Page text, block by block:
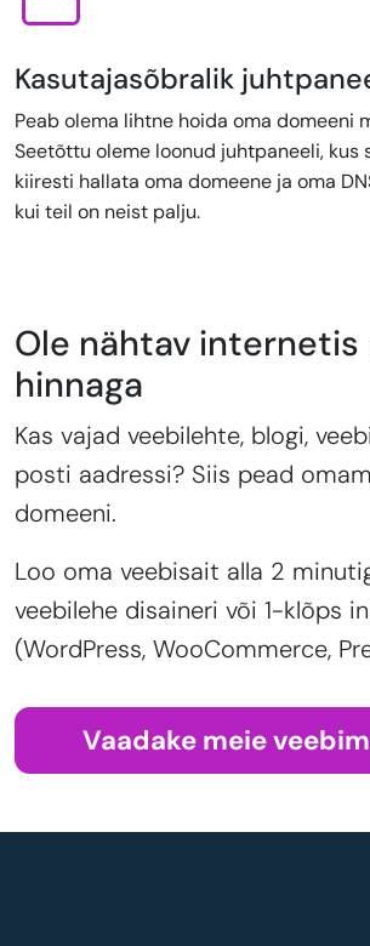
Kasutajasõbralik
Peab olema lihtne hoida oma domeeni
Seetõttu oleme loonud juhtpaneeli, kus
kiiresti hallata oma domeene ja oma
kui teil on neist palju.
Ole nähtav internetis
hinnaga
Kas vajad veebilehte, blogi,
posti aadressi? Siis pead
domeeni.
Loo oma veebisait alla 2
veebilehe disaineri või 1-klõps
(WordPress, WooCommerce,
Vaadake meie